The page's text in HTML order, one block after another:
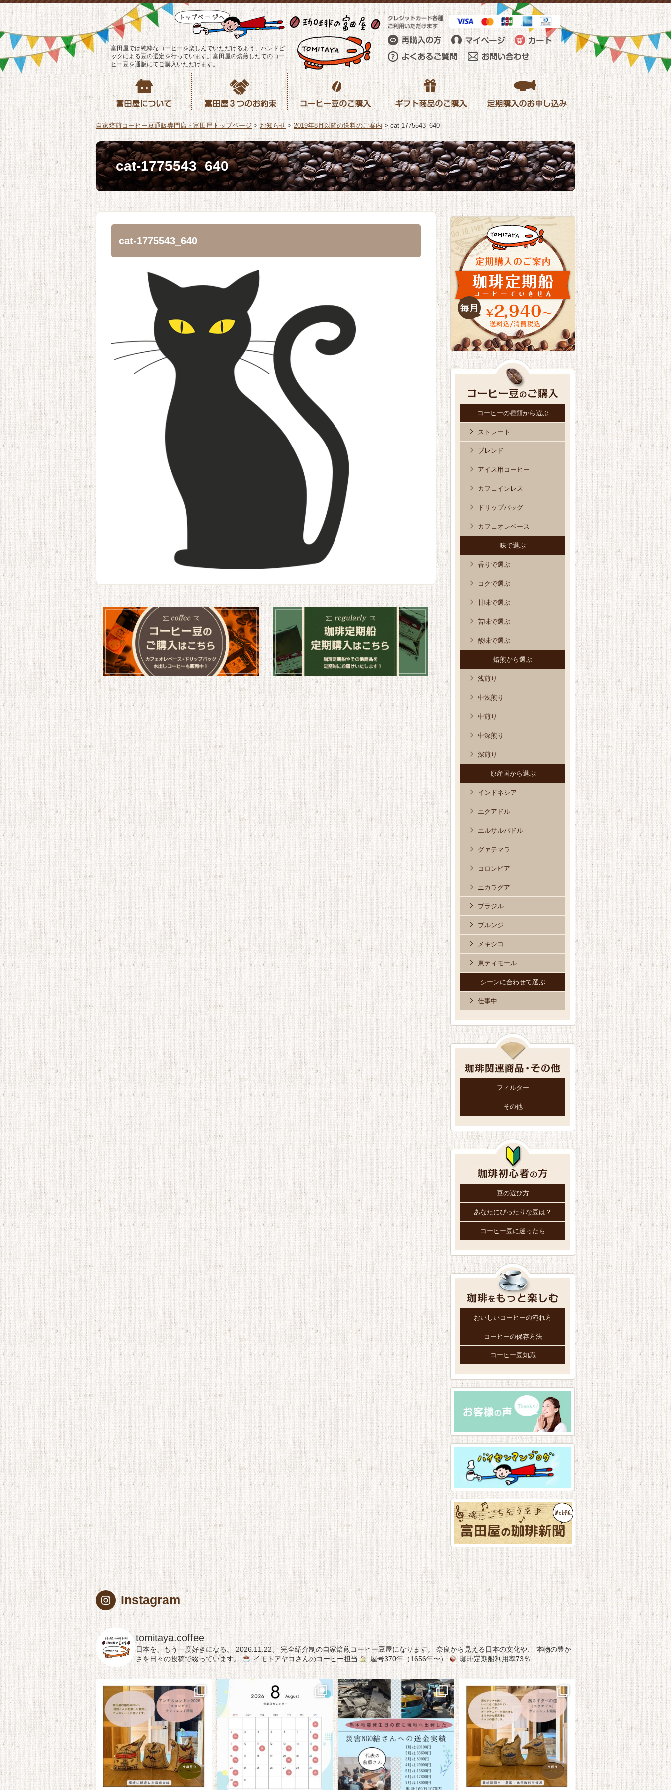
富田屋では純粋なコーヒーを楽しんでいただけるよう、ハンドピ
ックによる豆の選定を行っています。富田屋の焙煎したてのコー
ヒー豆を通販にてご購入いただけます。
自家焙煎コーヒー豆通販専門店・富田屋トップページ >お知らせ > 2019年8月以降の送料のご案内 >cat-1775543_640
cat-1775543_640
cat-1775543_640
コーヒーの種類から選ぶ
ストレート
ブレンド
アイス用コーヒー
カフェインレス
ドリップバッグ
カフェオレベース
味で選ぶ
香りで選ぶ
コクで選ぶ
甘味で選ぶ
苦味で選ぶ
酸味で選ぶ
焙煎から選ぶ
浅煎り
中浅煎り
中煎り
中深煎り
深煎り
原産国から選ぶ
インドネシア
エクアドル
エルサルバドル
グァテマラ
コロンビア
ニカラグア
ブラジル
ブルンジ
メキシコ
東ティモール
シーンに合わせて選ぶ
仕事中
フィルター
その他
豆の選び方
あなたにぴったりな豆は？
コーヒー豆に迷ったら
おいしいコーヒーの淹れ方
コーヒーの保存方法
コーヒー豆知識
Instagram
tomitaya.coffee
日本を、もう一度好きになる。 2026.11.22、 完全紹介制の自家焙煎コーヒー豆屋になります。 奈良から見える日本の文化や、
本物の豊か
さを日々の投稿で綴っています。
イモトアヤコさんのコーヒー担当 屋号370年（1656年〜） 珈琲定期船利用率73％